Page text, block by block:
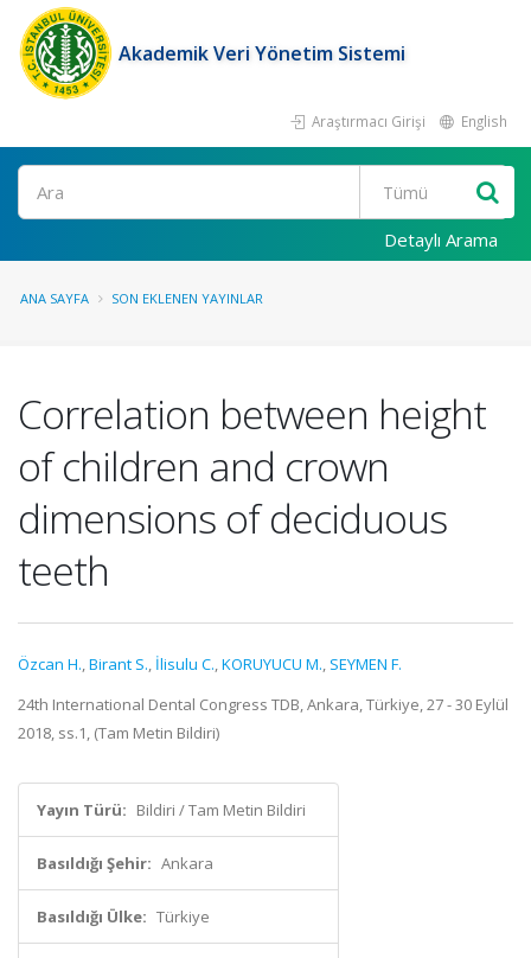
Akademik Veri Yönetim Sistemi
Araştırmacı Girişi English
Ara
Detaylı Arama
ANA SAYFA SON EKLENEN YAYINLAR
Correlation between height
of children and crown
dimensions of deciduous
teeth
Özcan H.,Birant S., İlisulu C.,KORUYUCU M., SEYMEN F.
24th International Dental Congress TDB, Ankara, Türkiye, 27 - 30 Eylül
2018, ss.1, (Tam Metin Bildiri)
Yayın Türü: Bildiri / Tam Metin Bildiri
Basıldığı Şehir: Ankara
Basıldığı Ülke: Türkiye